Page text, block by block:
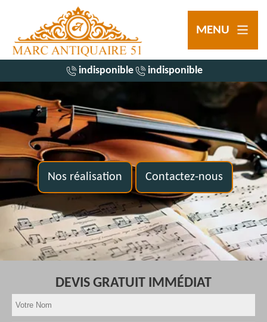
MENU
indisponible indisponible
Nos réalisation Contactez-nous
DEVIS GRATUIT IMMÉDIAT